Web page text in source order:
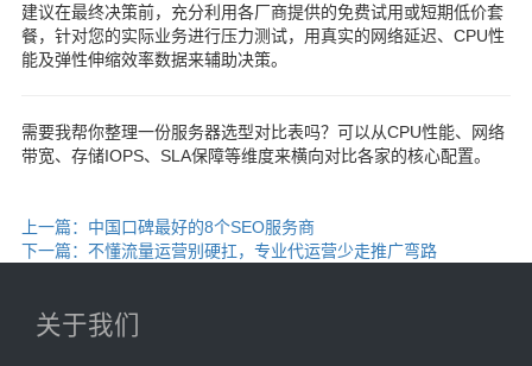
建议在最终决策前，充分利用各厂商提供的免费试用或短期低价套
餐，针对您的实际业务进行压力测试，用真实的网络延迟、CPU性
能及弹性伸缩效率数据来辅助决策。
需要我帮你整理一份服务器选型对比表吗？可以从CPU性能、网络
带宽、存储IOPS、SLA保障等维度来横向对比各家的核心配置。
上一篇：中国口碑最好的8个SEO服务商
下一篇：不懂流量运营别硬扛，专业代运营少走推广弯路
关于我们